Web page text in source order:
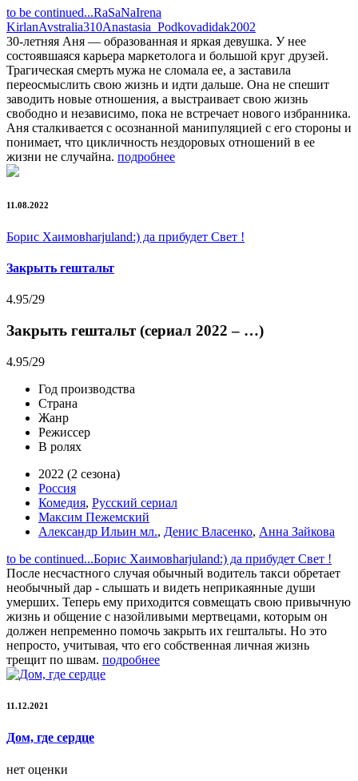
to be continued...RaSaNaIrena
KirlanAvstralia310Anastasia_Podkovadidak2002
30-летняя Аня — образованная и яркая девушка. У нее
состоявшаяся карьера маркетолога и большой круг друзей.
Трагическая смерть мужа не сломала ее, а заставила
переосмыслить свою жизнь и идти дальше. Она не спешит
заводить новые отношения, а выстраивает свою жизнь
свободно и независимо, пока не встречает нового избранника.
Аня сталкивается с осознанной манипуляцией с его стороны и
понимает, что цикличность нездоровых отношений в ее
жизни не случайна. подробнее
11.08.2022
Борис Хаимовharjuland:) да прибудет Свет !
Закрыть гештальт
4.95/29
Закрыть гештальт (сериал 2022 – …)
4.95/29
Год производства
Страна
Жанр
Режиссер
В ролях
2022 (2 сезона)
Россия
Комедия, Русский сериал
Максим Пежемский
Александр Ильин мл., Денис Власенко, Анна Зайкова
to be continued...Борис Хаимовharjuland:) да прибудет Свет !
После несчастного случая обычный водитель такси обретает
необычный дар - слышать и видеть неприкаянные души
умерших. Теперь ему приходится совмещать свою привычную
жизнь и общение с назойливыми мертвецами, которым он
должен непременно помочь закрыть их гештальты. Но это
непросто, учитывая, что его собственная личная жизнь
трещит по швам. подробнее
11.12.2021
Дом, где сердце
нет оценки